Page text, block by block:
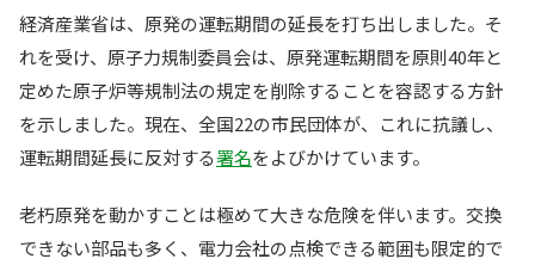
経済産業省は、原発の運転期間の延長を打ち出しました。そ
れを受け、原子力規制委員会は、原発運転期間を原則40年と
定めた原子炉等規制法の規定を削除することを容認する方針
を示しました。現在、全国22の市民団体が、これに抗議し、
運転期間延長に反対する署名をよびかけています。
老朽原発を動かすことは極めて大きな危険を伴います。交換
できない部品も多く、電力会社の点検できる範囲も限定的で